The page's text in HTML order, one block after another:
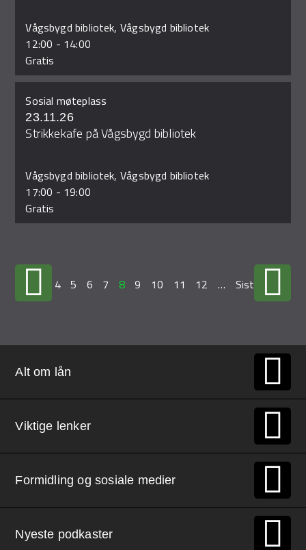
Vågsbygd bibliotek, Vågsbygd bibliotek
12:00 - 14:00
Gratis
Sosial møteplass
23.11.26
Strikkekafe på Vågsbygd bibliotek
Vågsbygd bibliotek, Vågsbygd bibliotek
17:00 - 19:00
Gratis
4 5 6 7 8 9 10 11 12 … Siste »
Alt om lån
Viktige lenker
Formidling og sosiale medier
Nyeste podkaster